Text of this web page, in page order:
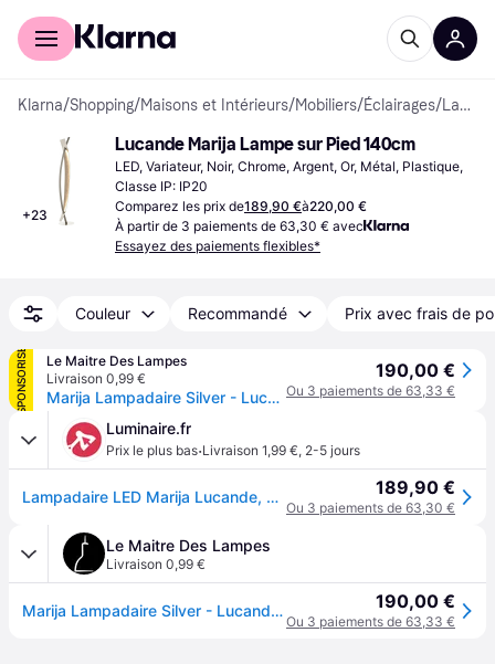
Acheter avec Klarna
Klarna/Shopping/Maisons et Intérieurs/Mobiliers/Éclairages/ Lampes sur Pied
+23
Lucande Marija Lampe sur Pied 140cm
LED, Variateur, Noir, Chrome, Argent, Or, Métal, Plastique,
Classe IP: IP20
Comparez les prix de189,90 €à220,00 €
À partir de 3 paiements de 63,30 € avec
Essayez des paiements flexibles*
Couleur Recommandé Prix avec frais de
SPONSORISÉ
Le Maitre Des Lampes
Livraison 0,99 €
Marija Lampadaire Silver - Lucande - Salon / séjour - Moderne - Métal - À ampoule unique
190,00 €
Ou 3 paiements de 63,33 €
Luminaire.fr
Prix le plus bas·Livraison 1,99 €, 2-5 jours
Lampadaire LED Marija Lucande, dimmable, argenté, Salon / Salle à manger, Métal, Moderne, Lampadaire LED 189,90 €
Ou 3 paiements de 63,30 €
Le Maitre Des Lampes
Livraison 0,99 €
Marija Lampadaire Silver - Lucande - Salon / séjour - Moderne - Métal - À ampoule unique 190,00 €
Ou 3 paiements de 63,33 €